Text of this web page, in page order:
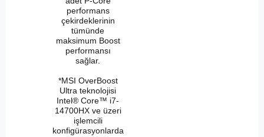
performans
çekirdeklerinin
tümünde
maksimum Boost
performansı
sağlar.
*MSI OverBoost
Ultra teknolojisi
Intel® Core™ i7-
14700HX ve üzeri
işlemcili
konfigürasyonlarda